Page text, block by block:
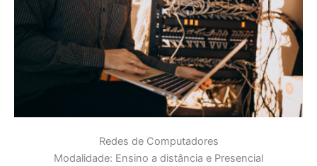
Redes de Computadores
Modalidade: Ensino a distância e Presencial